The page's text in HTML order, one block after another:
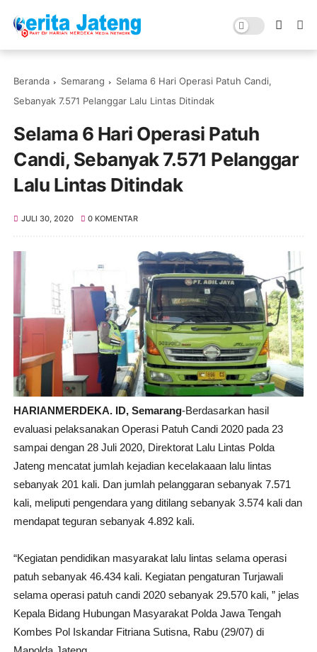
Beranda Semarang
Selama 6 Hari Operasi Patuh Candi,
Sebanyak 7.571 Pelanggar Lalu Lintas Ditindak
Selama 6 Hari Operasi Patuh
Candi, Sebanyak 7.571 Pelanggar
Lalu Lintas Ditindak
JULI 30, 2020 0 KOMENTAR
HARIANMERDEKA. ID, Semarang-Berdasarkan hasil
evaluasi pelaksanakan Operasi Patuh Candi 2020 pada 23
sampai dengan 28 Juli 2020, Direktorat Lalu Lintas Polda
Jateng mencatat jumlah kejadian kecelakaaan lalu lintas
sebanyak 201 kali. Dan jumlah pelanggaran sebanyak 7.571
kali, meliputi pengendara yang ditilang sebanyak 3.574 kali dan
mendapat teguran sebanyak 4.892 kali.
“Kegiatan pendidikan masyarakat lalu lintas selama operasi
patuh sebanyak 46.434 kali. Kegiatan pengaturan Turjawali
selama operasi patuh candi 2020 sebanyak 29.570 kali, ” jelas
Kepala Bidang Hubungan Masyarakat Polda Jawa Tengah
Kombes Pol Iskandar Fitriana Sutisna, Rabu (29/07) di